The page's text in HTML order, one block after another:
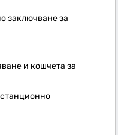
заключване за
и кошчета за